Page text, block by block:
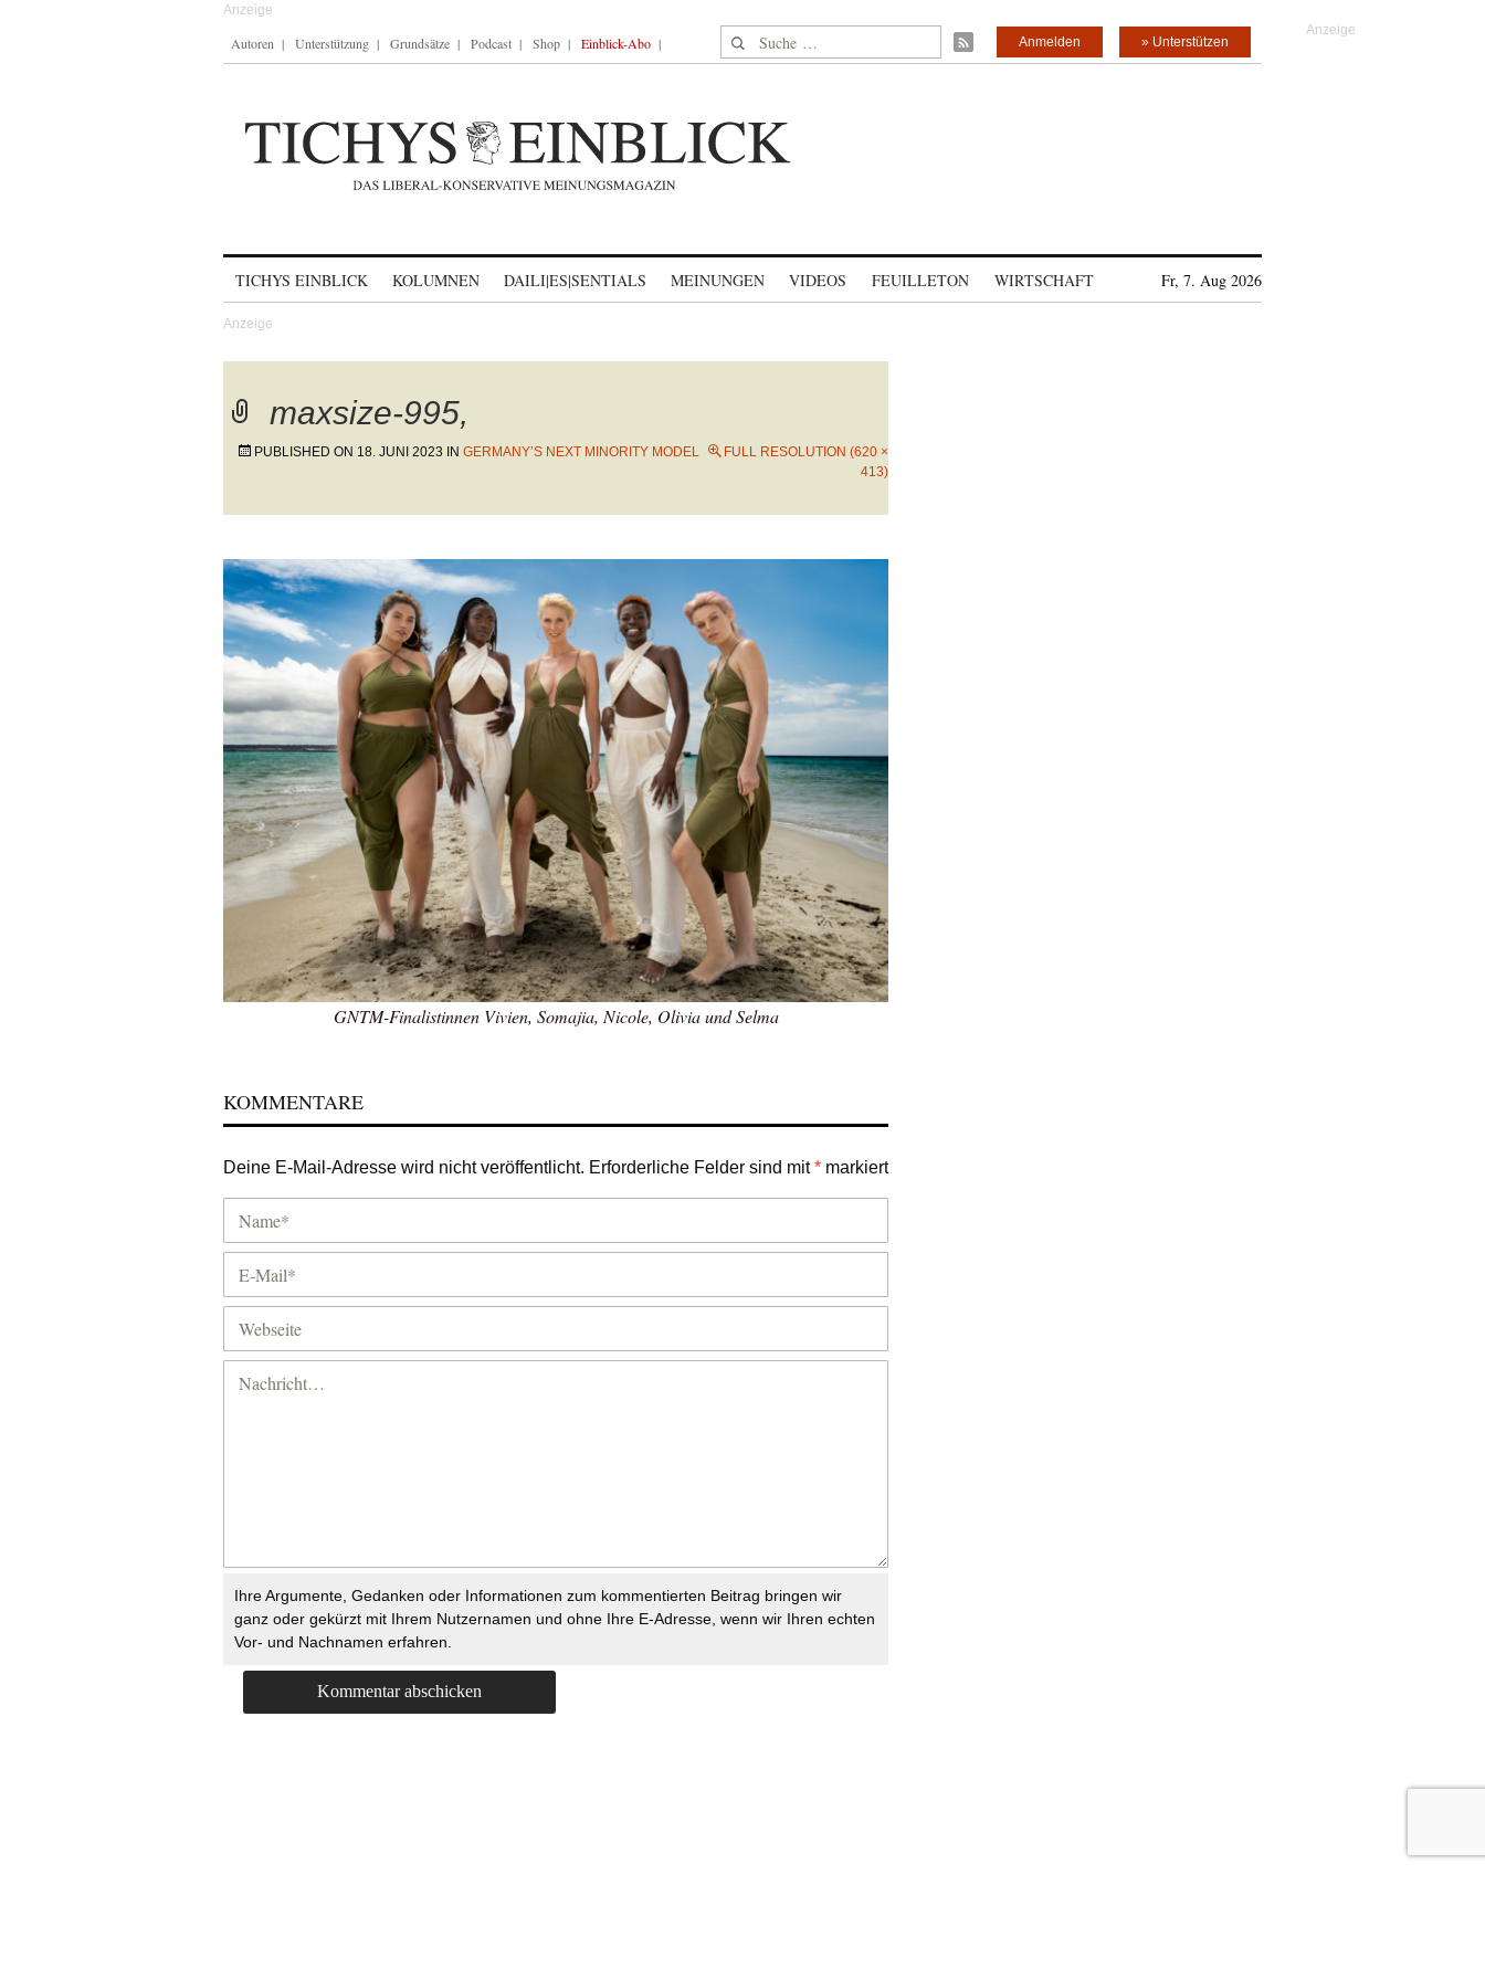
Autoren Unterstützung Grundsätze Podcast Shop Einblick-Abo Suche nach: » Unterstützen
Anmelden
TICHYS EINBLICK KOLUMNEN DAILI|ES|SENTIALS MEINUNGEN VIDEOS FEUILLETON WIRTSCHAFT Fr, 7. Aug 2026
maxsize-995,
PUBLISHED ON 18. JUNI 2023 IN GERMANY’S NEXT MINORITY MODEL
FULL RESOLUTION (620 ×
413)
GNTM-Finalistinnen Vivien, Somajia, Nicole, Olivia und Selma
KOMMENTARE
Deine E-Mail-Adresse wird nicht veröffentlicht. Erforderliche Felder sind mit* markiert
Ihre Argumente, Gedanken oder Informationen zum kommentierten Beitrag bringen wir
ganz oder gekürzt mit Ihrem Nutzernamen und ohne Ihre E-Adresse, wenn wir Ihren echten
Vor- und Nachnamen erfahren.